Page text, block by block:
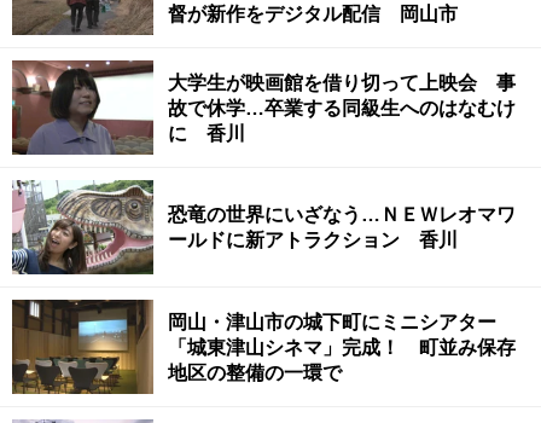
督が新作をデジタル配信 岡山市
大学生が映画館を借り切って上映会 事
故で休学…卒業する同級生へのはなむけ
に 香川
恐竜の世界にいざなう…ＮＥＷレオマワ
ールドに新アトラクション 香川
岡山・津山市の城下町にミニシアター
「城東津山シネマ」完成！ 町並み保存
地区の整備の一環で